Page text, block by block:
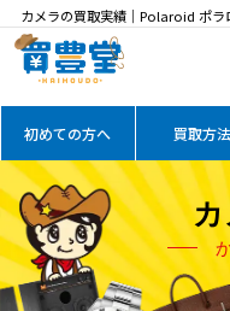
カメラの買取実績｜Polaroid ポラ
初めての方へ 買取方法
カ